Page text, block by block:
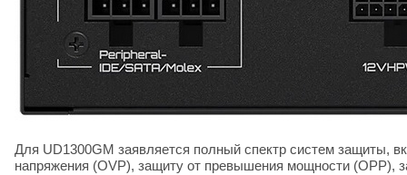
Для UD1300GM заявляется полный спектр систем защиты,
напряжения (OVP), защиту от превышения мощности (OPP),